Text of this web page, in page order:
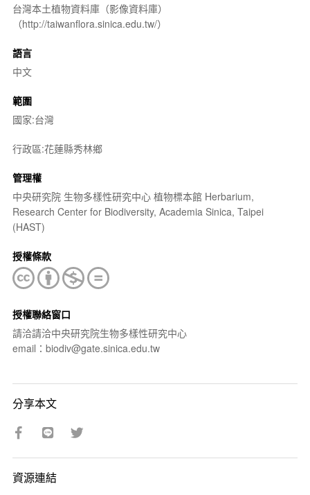
台灣本土植物資料庫（影像資料庫）
（http://taiwanflora.sinica.edu.tw/）
語言
中文
範圍
國家:台灣
行政區:花蓮縣秀林鄉
管理權
中央研究院 生物多樣性研究中心 植物標本館 Herbarium,
Research Center for Biodiversity, Academia Sinica, Taipei
(HAST)
授權條款
授權聯絡窗口
請洽請洽中央研究院生物多樣性研究中心
email：biodiv@gate.sinica.edu.tw
分享本文
資源連結